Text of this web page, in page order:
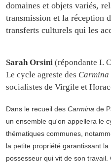
domaines et objets variés,
transmission et la réception
transferts culturels qui les
Sarah Orsini (répondante I.
Le cycle agreste des Carmina
socialistes de Virgile et
Dans le recueil des Carmina de
un ensemble qu'on appellera le
thématiques communes,
la petite propriété garantissant
possesseur qui vit de son